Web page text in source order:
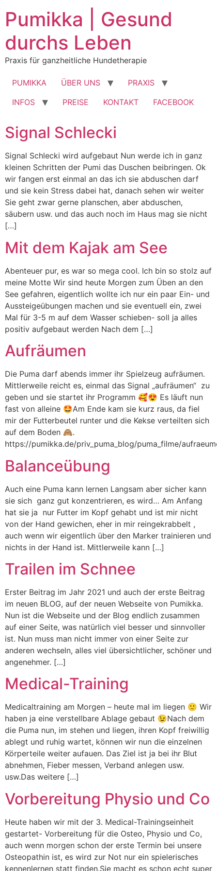
Pumikka | Gesund
durchs Leben
Praxis für ganzheitliche Hundetherapie
PUMIKKA ÜBER UNS
PRAXIS
INFOS
PREISE KONTAKT FACEBOOK
Signal Schlecki
Signal Schlecki wird aufgebaut Nun werde ich in ganz
kleinen Schritten der Pumi das Duschen beibringen. Ok
wir fangen erst einmal an das ich sie abduschen darf
und sie kein Stress dabei hat, danach sehen wir weiter
Sie geht zwar gerne planschen, aber abduschen,
säubern usw. und das auch noch im Haus mag sie nicht
[…]
Mit dem Kajak am See
Abenteuer pur, es war so mega cool. Ich bin so stolz auf
meine Motte Wir sind heute Morgen zum Üben an den
See gefahren, eigentlich wollte ich nur ein paar Ein- und
Aussteigeübungen machen und sie eventuell ein, zwei
Mal für 3-5 m auf dem Wasser schieben- soll ja alles
positiv aufgebaut werden Nach dem […]
Aufräumen
Die Puma darf abends immer ihr Spielzeug aufräumen.
Mittlerweile reicht es, einmal das Signal „aufräumen“ zu
geben und sie startet ihr Programm 🥰😍 Es läuft nun
fast von alleine 🤩Am Ende kam sie kurz raus, da fiel
mir der Futterbeutel runter und die Kekse verteilten sich
auf dem Boden 🙈.
https://pumikka.de/priv_puma_blog/puma_filme/
Balanceübung
Auch eine Puma kann lernen Langsam aber sicher kann
sie sich ganz gut konzentrieren, es wird… Am Anfang
hat sie ja nur Futter im Kopf gehabt und ist mir nicht
von der Hand gewichen, eher in mir reingekrabbelt ,
auch wenn wir eigentlich über den Marker trainieren und
nichts in der Hand ist. Mittlerweile kann […]
Trailen im Schnee
Erster Beitrag im Jahr 2021 und auch der erste Beitrag
im neuen BLOG, auf der neuen Webseite von Pumikka.
Nun ist die Webseite und der Blog endlich zusammen
auf einer Seite, was natürlich viel besser und sinnvoller
ist. Nun muss man nicht immer von einer Seite zur
anderen wechseln, alles viel übersichtlicher, schöner und
angenehmer. […]
Medical-Training
Medicaltraining am Morgen – heute mal im liegen 🙂 Wir
haben ja eine verstellbare Ablage gebaut 😉Nach dem
die Puma nun, im stehen und liegen, ihren Kopf freiwillig
ablegt und ruhig wartet, können wir nun die einzelnen
Körperteile weiter aufauen. Das Ziel ist ja bei ihr Blut
abnehmen, Fieber messen, Verband anlegen usw.
usw.Das weitere […]
Vorbereitung Physio und Co
Heute haben wir mit der 3. Medical-Trainingseinheit
gestartet- Vorbereitung für die Osteo, Physio und Co,
auch wenn morgen schon der erste Termin bei unsere
Osteopathin ist, es wird zur Not nur ein spielerisches
kennenlernen statt finden.Sie macht es schon echt super